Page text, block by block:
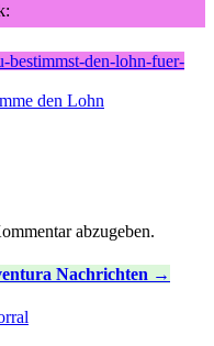
bestimmst-den-lohn-fuer-
abzugeben.
Nachrichten